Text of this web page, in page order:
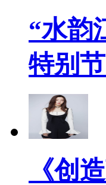
“水韵
特别
《创